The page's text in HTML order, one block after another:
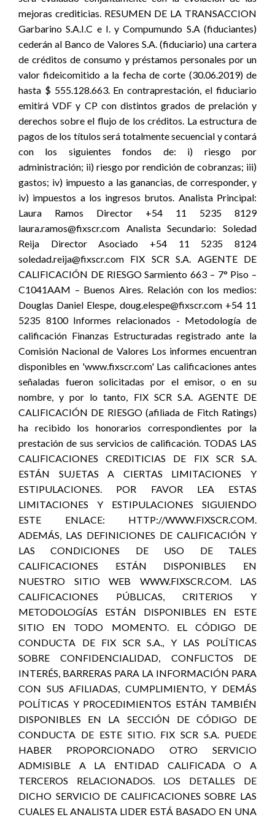
mejoras crediticias. RESUMEN DE LA TRANSACCION
Garbarino S.A.I.C e I. y Compumundo S.A (fiduciantes)
cederán al Banco de Valores S.A. (fiduciario) una cartera
de créditos de consumo y préstamos personales por un
valor fideicomitido a la fecha de corte (30.06.2019) de
hasta $ 555.128.663. En contraprestación, el fiduciario
emitirá VDF y CP con distintos grados de prelación y
derechos sobre el flujo de los créditos. La estructura de
pagos de los títulos será totalmente secuencial y contará
con los siguientes fondos de: i) riesgo por
administración; ii) riesgo por rendición de cobranzas; iii)
gastos; iv) impuesto a las ganancias, de corresponder, y
iv) impuestos a los ingresos brutos. Analista Principal:
Laura Ramos Director +54 11 5235 8129
laura.ramos@fixscr.com Analista Secundario: Soledad
Reija Director Asociado +54 11 5235 8124
soledad.reija@fixscr.com FIX SCR S.A. AGENTE DE
CALIFICACIÓN DE RIESGO Sarmiento 663 – 7° Piso –
C1041AAM – Buenos Aires. Relación con los medios:
Douglas Daniel Elespe, doug.elespe@fixscr.com +54 11
5235 8100 Informes relacionados - Metodología de
calificación Finanzas Estructuradas registrado ante la
Comisión Nacional de Valores Los informes encuentran
disponibles en 'www.fixscr.com' Las calificaciones antes
señaladas fueron solicitadas por el emisor, o en su
nombre, y por lo tanto, FIX SCR S.A. AGENTE DE
CALIFICACIÓN DE RIESGO (afiliada de Fitch Ratings)
ha recibido los honorarios correspondientes por la
prestación de sus servicios de calificación. TODAS LAS
CALIFICACIONES CREDITICIAS DE FIX SCR S.A.
ESTÁN SUJETAS A CIERTAS LIMITACIONES Y
ESTIPULACIONES. POR FAVOR LEA ESTAS
LIMITACIONES Y ESTIPULACIONES SIGUIENDO
ESTE ENLACE: HTTP://WWW.FIXSCR.COM.
ADEMÁS, LAS DEFINICIONES DE CALIFICACIÓN Y
LAS CONDICIONES DE USO DE TALES
CALIFICACIONES ESTÁN DISPONIBLES EN
NUESTRO SITIO WEB WWW.FIXSCR.COM. LAS
CALIFICACIONES PÚBLICAS, CRITERIOS Y
METODOLOGÍAS ESTÁN DISPONIBLES EN ESTE
SITIO EN TODO MOMENTO. EL CÓDIGO DE
CONDUCTA DE FIX SCR S.A., Y LAS POLÍTICAS
SOBRE CONFIDENCIALIDAD, CONFLICTOS DE
INTERÉS, BARRERAS PARA LA INFORMACIÓN PARA
CON SUS AFILIADAS, CUMPLIMIENTO, Y DEMÁS
POLÍTICAS Y PROCEDIMIENTOS ESTÁN TAMBIÉN
DISPONIBLES EN LA SECCIÓN DE CÓDIGO DE
CONDUCTA DE ESTE SITIO. FIX SCR S.A. PUEDE
HABER PROPORCIONADO OTRO SERVICIO
ADMISIBLE A LA ENTIDAD CALIFICADA O A
TERCEROS RELACIONADOS. LOS DETALLES DE
DICHO SERVICIO DE CALIFICACIONES SOBRE LAS
CUALES EL ANALISTA LIDER ESTÁ BASADO EN UNA